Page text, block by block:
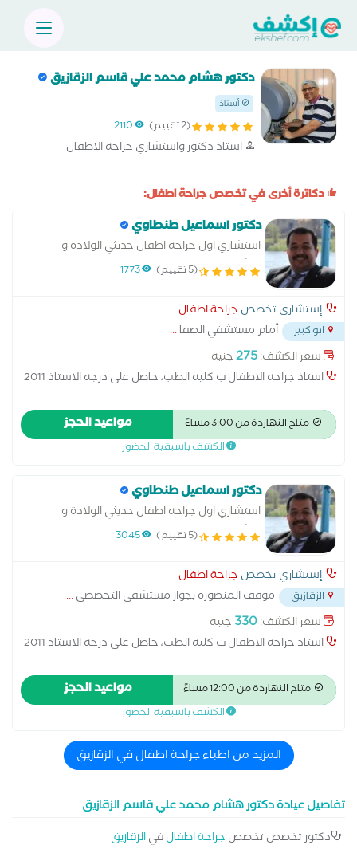
دكتور هشام محمد علي قاسم الزقازيق
أستاذ
(2 تقييم) 2110
استاذ دكتور واستشاري جراحه الاطفال
دكاترة أخرى في تخصص جراحة اطفال:
دكتور اسماعيل طنطاوي
استشاري اول جراحه اطفال حديثي الولادة و
التشوهات الخلقيه
(5 تقييم) 1773
إستشاري تخصص جراحة اطفال
ابو كبير أمام مستشفي الصفا...
سعر الكشف:275جنيه
استاذ جراحه الاطفال ب كليه الطب، حاصل على درجه الاستاذ 2011
متاح النهاردة من 3:00 مساءً مواعيد الحجز
الكشف باسبقية الحضور
دكتور اسماعيل طنطاوي
استشاري اول جراحه اطفال حديثي الولادة و
التشوهات الخلقيه
(5 تقييم) 3045
إستشاري تخصص جراحة اطفال
الزقازيق موقف المنصوره بجوار مستشفي التخصصي...
سعر الكشف:330 جنيه
استاذ جراحه الاطفال ب كليه الطب، حاصل على درجه الاستاذ 2011
متاح النهاردة من 12:00 مساءً مواعيد الحجز
الكشف باسبقية الحضور
المزيد من اطباء جراحة اطفال في الزقازيق
تفاصيل عيادة دكتور هشام محمد علي قاسم الزقازيق
دكتور تخصص تخصص جراحة اطفالفيالزقازيق